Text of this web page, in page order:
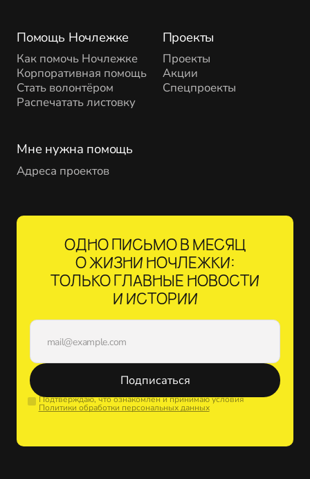
Помощь Ночлежке
Как помочь Ночлежке
Корпоративная помощь
Стать волонтёром
Распечатать листовку
Проекты
Проекты
Акции
Спецпроекты
Мне нужна помощь
Адреса проектов
ОДНО ПИСЬМО В МЕСЯЦ
О ЖИЗНИ НОЧЛЕЖКИ:
ТОЛЬКО ГЛАВНЫЕ НОВОСТИ
И ИСТОРИИ
Подписаться
Подтверждаю, что ознакомлен и принимаю условия
Политики обработки персональных данных